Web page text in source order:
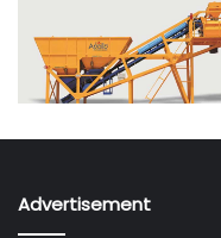
Advertisement